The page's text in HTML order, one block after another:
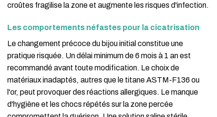
croûtes fragilise la zone et augmente les risques d'infection.
Les comportements néfastes pour la cicatrisation
Le changement précoce du bijou initial constitue une
pratique risquée. Un délai minimum de 6 mois à 1 an est
recommandé avant toute modification. Le choix de
matériaux inadaptés, autres que le titane ASTM-F136 ou
l'or, peut provoquer des réactions allergiques. Le manque
d'hygiène et les chocs répétés sur la zone percée